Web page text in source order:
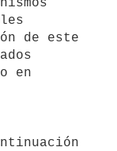
de este
en